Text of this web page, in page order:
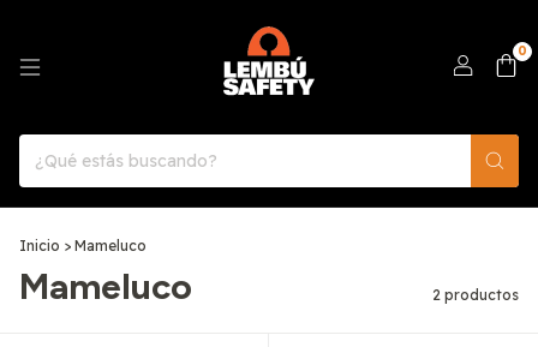
0
Inicio > Mameluco
Mameluco 2 productos